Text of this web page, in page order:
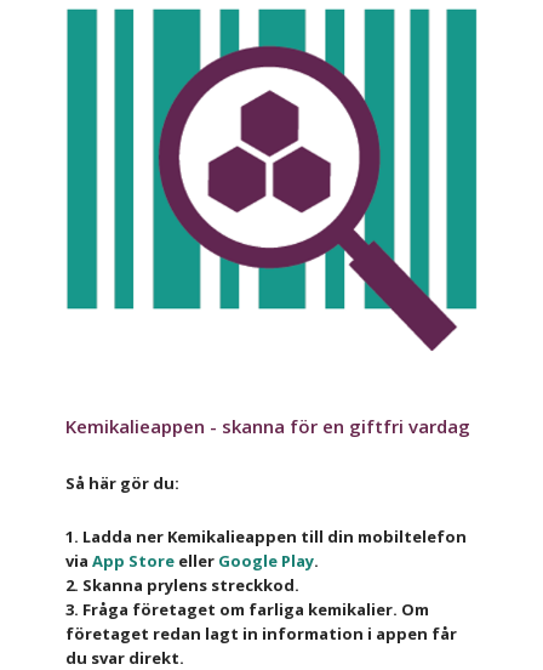
Kemikalieappen - skanna för en giftfri vardag
Så här gör du:
1. Ladda ner Kemikalieappen till din mobiltelefon
via App Store eller Google Play.
2. Skanna prylens streckkod.
3. Fråga företaget om farliga kemikalier. Om
företaget redan lagt in information i appen får
du svar direkt.